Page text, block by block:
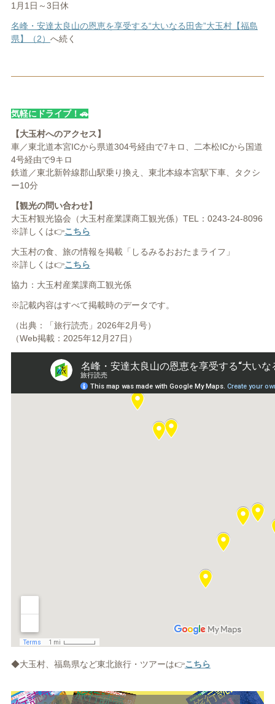
1月1日～3日休
名峰・安達太良山の恩恵を享受する“大いなる田舎”大玉村【福島
県】（2） へ続く
気軽にドライブ！🚗
【大玉村へのアクセス】
車／東北道本宮ICから県道304号経由で7キロ、二本松ICから国道
4号経由で9キロ
鉄道／東北新幹線郡山駅乗り換え、東北本線本宮駅下車、タクシ
ー10分
【観光の問い合わせ】
大玉村観光協会（大玉村産業課商工観光係）TEL：0243-24-8096
※詳しくは👉こちら
大玉村の食、旅の情報を掲載「しるみるおおたまライフ」
※詳しくは👉こちら
協力：大玉村産業課商工観光係
※記載内容はすべて掲載時のデータです。
（出典：「旅行読売」2026年2月号）
（Web掲載：2025年12月27日）
◆大玉村、福島県など東北旅行・ツアーは👉こちら